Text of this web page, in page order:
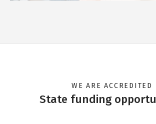
WE ARE ACCREDITED
State funding